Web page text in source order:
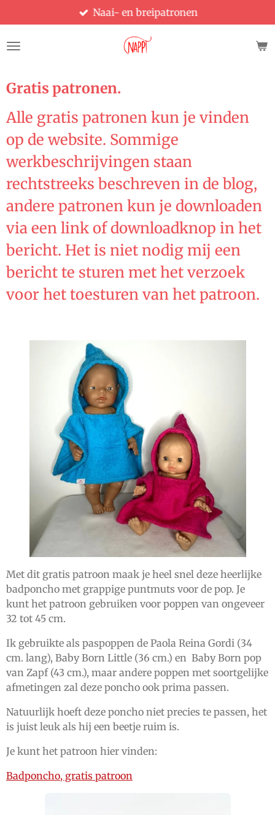
direct
naar
Naai- en breipatronen
Gratis patronen.
Alle gratis patronen kun je vinden
op de website. Sommige
werkbeschrijvingen staan
rechtstreeks beschreven in de blog,
andere patronen kun je downloaden
via een link of downloadknop in het
bericht. Het is niet nodig mij een
bericht te sturen met het verzoek
voor het toesturen van het patroon.
Met dit gratis patroon maak je heel snel deze heerlijke
badponcho met grappige puntmuts voor de pop. Je
kunt het patroon gebruiken voor poppen van ongeveer
32 tot 45 cm.
Ik gebruikte als paspoppen de Paola Reina Gordi (34
cm. lang), Baby Born Little (36 cm.) en Baby Born pop
van Zapf (43 cm.), maar andere poppen met soortgelijke
afmetingen zal deze poncho ook prima passen.
Natuurlijk hoeft deze poncho niet precies te passen, het
is juist leuk als hij een beetje ruim is.
Je kunt het patroon hier vinden:
Badponcho, gratis patroon